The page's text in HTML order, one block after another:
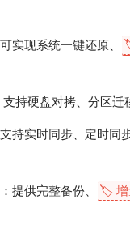
实现系统一键还原、
持硬盘对拷、分区迁
持实时同步、定时同
提供完整备份、
🏷️ 增